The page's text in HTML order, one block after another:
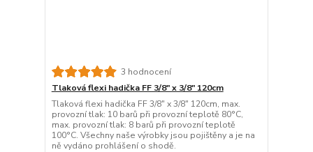
3 hodnocení
Tlaková flexi hadička FF 3/8" x 3/8" 120cm
Tlaková flexi hadička FF 3/8" x 3/8" 120cm, max.
provozní tlak: 10 barů při provozní teplotě 80°C,
max. provozní tlak: 8 barů při provozní teplotě
100°C. Všechny naše výrobky jsou pojištěny a je na
ně vydáno prohlášení o shodě.